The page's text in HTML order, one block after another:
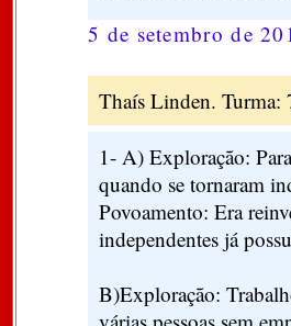
5 de setembro de
Thaís Linden. Turma:
1- A) Exploração:
quando se tornaram
Povoamento: Era
independentes já
B)Exploração: